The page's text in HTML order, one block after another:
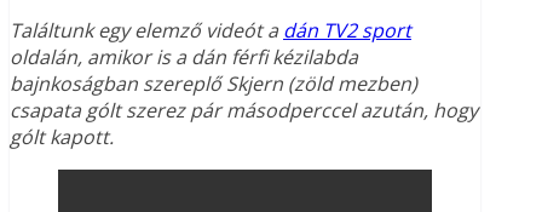
Találtunk egy elemző videót a dán TV2 sport
oldalán, amikor is a dán férfi kézilabda
bajnkoságban szereplő Skjern (zöld mezben)
csapata gólt szerez pár másodperccel azután, hogy
gólt kapott.